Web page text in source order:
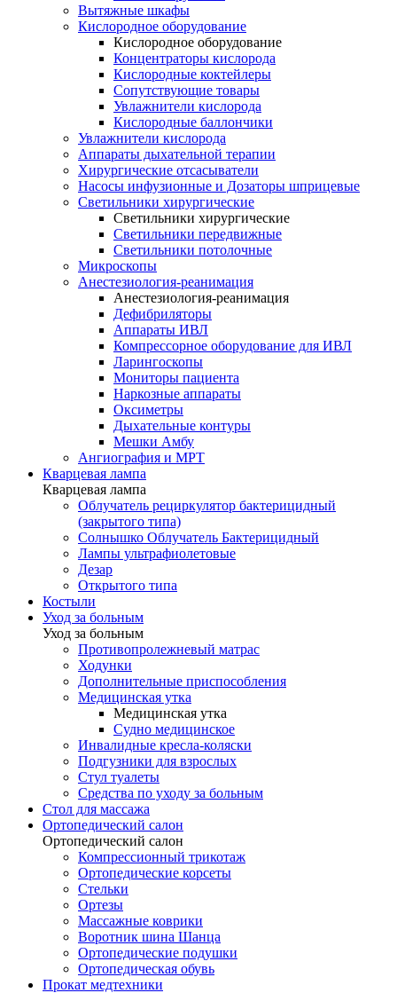
Вытяжные шкафы
Кислородное оборудование
Кислородное оборудование
Концентраторы кислорода
Кислородные коктейлеры
Сопутствующие товары
Увлажнители кислорода
Кислородные баллончики
Увлажнители кислорода
Аппараты дыхательной терапии
Хирургические отсасыватели
Насосы инфузионные и Дозаторы шприцевые
Светильники хирургические
Светильники хирургические
Светильники передвижные
Светильники потолочные
Микроскопы
Анестезиология-реанимация
Анестезиология-реанимация
Дефибриляторы
Аппараты ИВЛ
Компрессорное оборудование для ИВЛ
Ларингоскопы
Мониторы пациента
Наркозные аппараты
Оксиметры
Дыхательные контуры
Мешки Амбу
Ангиография и МРТ
Кварцевая лампа
Кварцевая лампа
Облучатель рециркулятор бактерицидный
(закрытого типа)
Солнышко Облучатель Бактерицидный
Лампы ультрафиолетовые
Дезар
Открытого типа
Костыли
Уход за больным
Уход за больным
Противопролежневый матрас
Ходунки
Дополнительные приспособления
Медицинская утка
Медицинская утка
Судно медицинское
Инвалидные кресла-коляски
Подгузники для взрослых
Стул туалеты
Средства по уходу за больным
Cтол для массажа
Ортопедический салон
Ортопедический салон
Компрессионный трикотаж
Ортопедические корсеты
Стельки
Ортезы
Массажные коврики
Воротник шина Шанца
Ортопедические подушки
Ортопедическая обувь
Прокат медтехники